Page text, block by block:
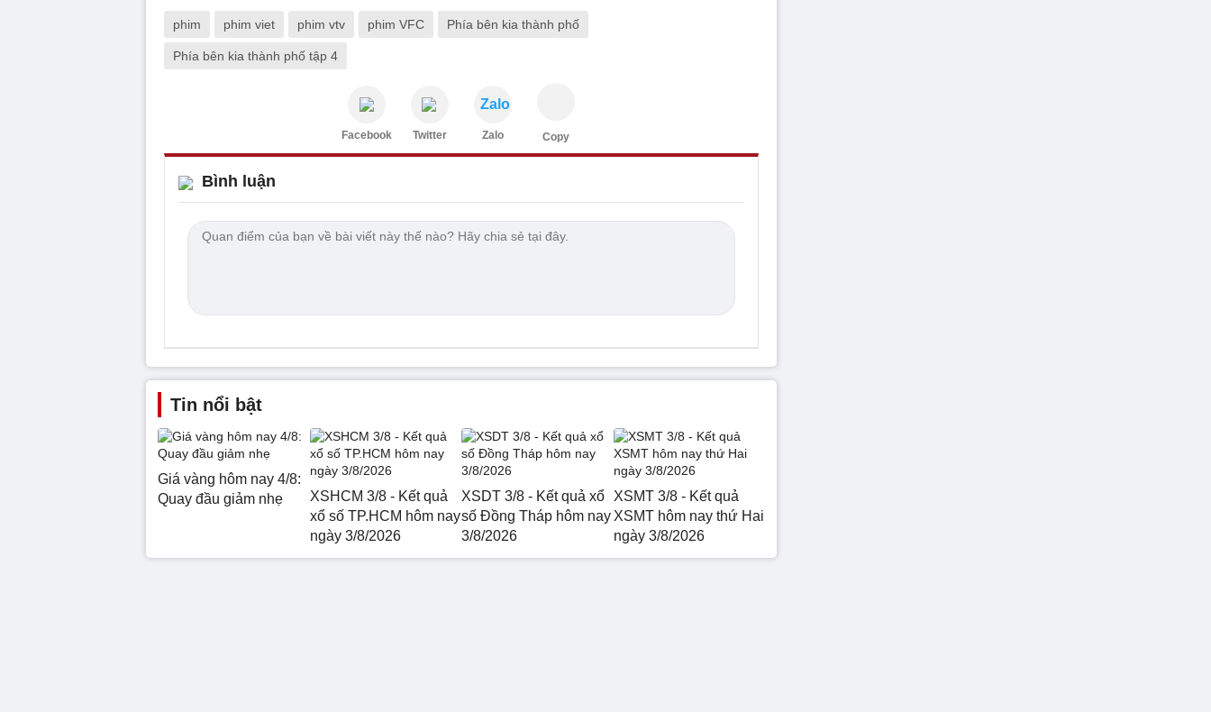
phim phim viet phim vtv phim VFC Phía bên kia thành phố
Phía bên kia thành phố tập 4
Facebook Twitter
Zalo
Zalo Copy
Bình luận
Tin nổi bật
Giá vàng hôm nay 4/8:
Quay đầu giảm nhẹ
XSHCM 3/8 - Kết quả
xổ số TP.HCM hôm nay
ngày 3/8/2026
XSDT 3/8 - Kết quả xổ
số Đồng Tháp hôm nay
3/8/2026
XSMT 3/8 - Kết quả
XSMT hôm nay thứ Hai
ngày 3/8/2026